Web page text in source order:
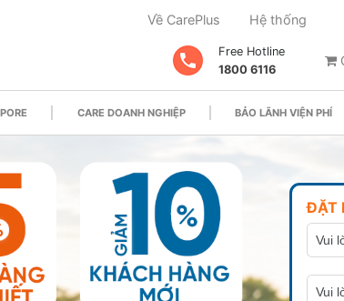
Về CarePlus Hệ thống
Free Hotline
1800 6116
CARE DOANH NGHIỆP BẢO LÃNH VIỆN PHÍ
ĐẶT